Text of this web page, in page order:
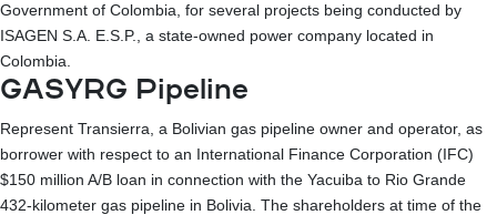
Government of Colombia, for several projects being conducted by
ISAGEN S.A. E.S.P., a state-owned power company located in
Colombia.
GASYRG Pipeline
Represent Transierra, a Bolivian gas pipeline owner and operator, as
borrower with respect to an International Finance Corporation (IFC)
$150 million A/B loan in connection with the Yacuiba to Rio Grande
432-kilometer gas pipeline in Bolivia. The shareholders at time of the